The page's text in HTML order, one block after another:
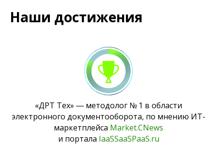
Наши достижения
«ДРТ Тех» ― методолог № 1 в области
электронного документооборота, по мнению ИТ-
маркетплейса Market.CNews
и портала IaaSSaaSPaaS.ru